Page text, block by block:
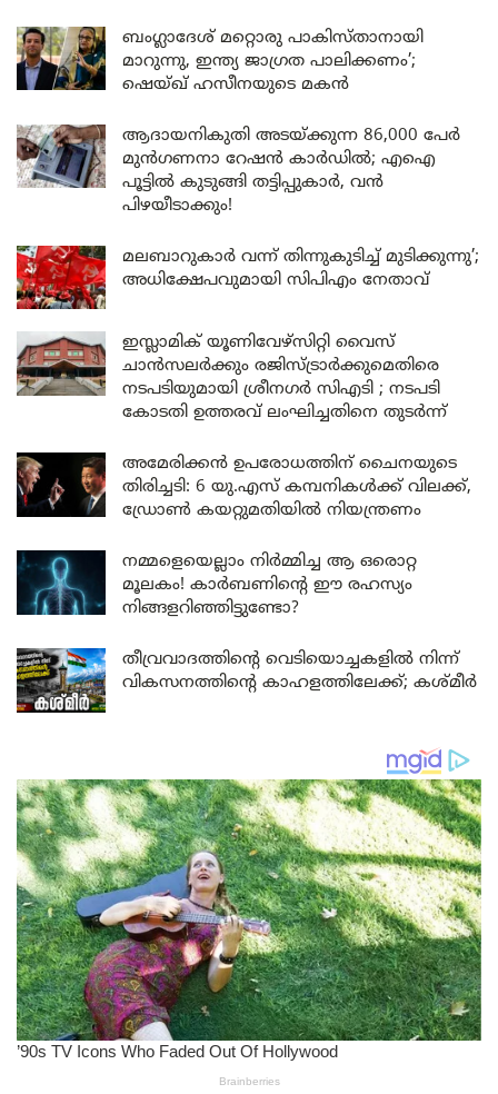
ബംഗ്ലാദേശ് മറ്റൊരു പാകിസ്താനായി
മാറുന്നു, ഇന്ത്യ ജാഗ്രത പാലിക്കണം’;
ഷെയ്ഖ് ഹസീനയുടെ മകൻ
ആദായനികുതി അടയ്ക്കുന്ന 86,000 പേർ
മുൻഗണനാ റേഷൻ കാർഡിൽ; എഐ
പൂട്ടിൽ കുടുങ്ങി തട്ടിപ്പുകാർ, വൻ
പിഴയീടാക്കും!
മലബാറുകാർ വന്ന് തിന്നുകുടിച്ച് മുടിക്കുന്നു’;
അധിക്ഷേപവുമായി സിപിഎം നേതാവ്
ഇസ്ലാമിക് യൂണിവേഴ്സിറ്റി വൈസ്
ചാൻസലർക്കും രജിസ്ട്രാർക്കുമെതിരെ
നടപടിയുമായി ശ്രീനഗർ സിഎടി ; നടപടി
കോടതി ഉത്തരവ് ലംഘിച്ചതിനെ തുടർന്ന്
അമേരിക്കൻ ഉപരോധത്തിന് ചൈനയുടെ
തിരിച്ചടി: 6 യു.എസ് കമ്പനികൾക്ക് വിലക്ക്,
ഡ്രോൺ കയറ്റുമതിയിൽ നിയന്ത്രണം
നമ്മളെയെല്ലാം നിർമ്മിച്ച ആ ഒരൊറ്റ
മൂലകം! കാർബണിന്റെ ഈ രഹസ്യം
നിങ്ങളറിഞ്ഞിട്ടുണ്ടോ?
തീവ്രവാദത്തിന്റെ വെടിയൊച്ചകളിൽ നിന്ന്
വികസനത്തിന്റെ കാഹളത്തിലേക്ക്; കശ്മീർ